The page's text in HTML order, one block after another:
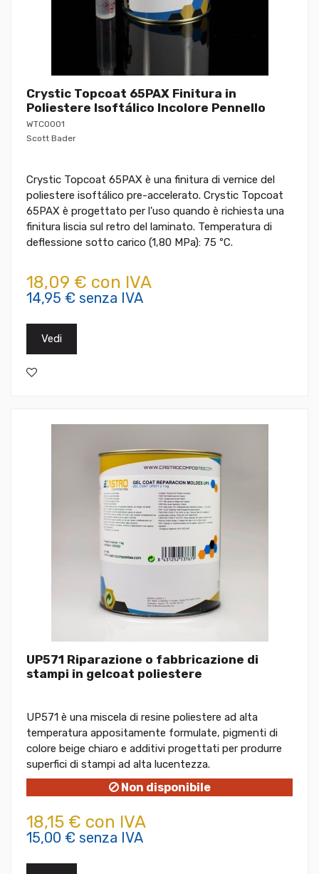
Crystic Topcoat 65PAX Finitura in
Poliestere Isoftálico Incolore Pennello
WTC0001
Scott Bader
Crystic Topcoat 65PAX è una finitura di vernice del
poliestere isoftálico pre-accelerato. Crystic Topcoat
65PAX è progettato per l'uso quando è richiesta una
finitura liscia sul retro del laminato. Temperatura di
deflessione sotto carico (1,80 MPa): 75 ºC.
18,09 € con IVA
14,95 € senza IVA
Vedi
UP571 Riparazione o fabbricazione di
stampi in gelcoat poliestere
UP571 è una miscela di resine poliestere ad alta
temperatura appositamente formulate, pigmenti di
colore beige chiaro e additivi progettati per produrre
superfici di stampi ad alta lucentezza.
Non disponibile
18,15 € con IVA
15,00 € senza IVA